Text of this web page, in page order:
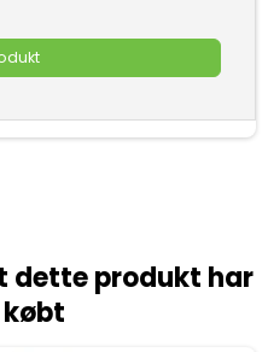
dette produkt har